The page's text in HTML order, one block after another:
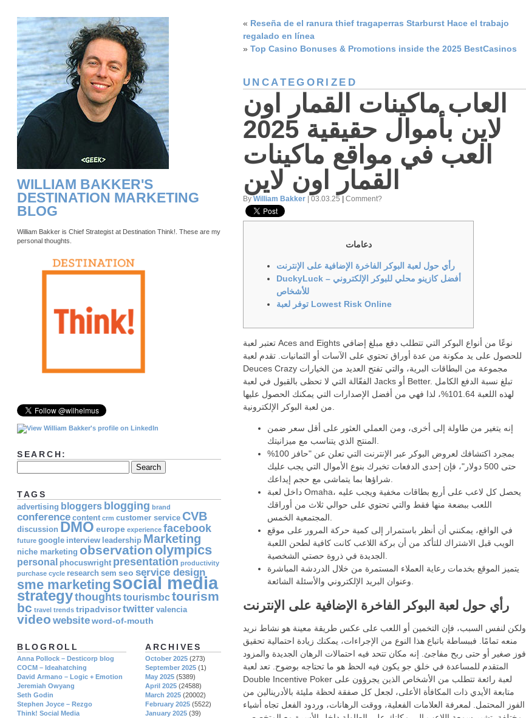
« Reseña de el ranura thief tragaperras Starburst Hace el trabajo
regalado en línea
» Top Casino Bonuses & Promotions inside the 2025 BestCasinos
UNCATEGORIZED
العاب ماكينات القمار اون
لاين بأموال حقيقية 2025
العب في مواقع ماكينات
القمار اون لاين
By William Bakker | 03.03.25 Comment?
دعامات
رأي حول لعبة البوكر الفاخرة الإضافية على الإنترنت
DuckyLuck – أفضل كازينو محلي للبوكر الإلكتروني
للأشخاص
توفر لعبة Lowest Risk Online
تعتبر لعبة Aces and Eights نوعًا من أنواع البوكر التي تتطلب دفع مبلغ إضافي
للحصول على يد مكونة من عدة أوراق تحتوي على الآسات أو الثمانيات. تقدم لعبة
Deuces Crazy مجموعة من البطاقات البرية، والتي تفتح العديد من الخيارات
الفعّالة التي لا تحظى بالقبول في لعبة Jacks أو Better. تبلغ نسبة الدفع الكامل
لهذه اللعبة 101.64%، لذا فهي من أفضل الإصدارات التي يمكنك الحصول عليها
من لعبة البوكر الإلكترونية.
إنه يتغير من طاولة إلى أخرى، ومن العملي العثور على أقل سعر ضمن
المنتج الذي يتناسب مع ميزانيتك.
بمجرد اكتشافك لعروض البوكر عبر الإنترنت التي تعلن عن "حافز 100%
حتى 500 دولار"، فإن إحدى الدفعات تخبرك بنوع الأموال التي يجب عليك
شراؤها بما يتماشى مع حجم إيداعك.
داخل لعبة Omaha، يحصل كل لاعب على أربع بطاقات مخفية ويجب عليه
اللعب ببضعة منها فقط والتي تحتوي على حوالي ثلاث من أوراقك
المجتمعية الخمس.
في الواقع، يمكنني أن أنظر باستمرار إلى كمية حركة المرور على موقع
الويب قبل الاشتراك للتأكد من أن بركة اللاعب كانت كافية لطحن اللعبة
الجديدة في ذروة حصتي الشخصية.
يتميز الموقع بخدمات رعاية العملاء المستمرة من خلال الدردشة المباشرة
وعنوان البريد الإلكتروني والأسئلة الشائعة.
رأي حول لعبة البوكر الفاخرة الإضافية على الإنترنت
ولكن لنفس السبب، فإن التخمين أو اللعب على عكس طريقة معينة هو نشاط نريد
منعه تمامًا. فببساطة باتباع هذا النوع من الإجراءات، يمكنك زيادة احتمالية تحقيق
فوز صغير أو حتى ربح مفاجئ. إنه مكان تتحد فيه احتمالات الرهان الجديدة والمزود
المتقدم للمساعدة في خلق جو يكون فيه الحظ هو ما تحتاجه بوضوح. تعد لعبة
Double Incentive Poker لعبة رائعة تتطلب من الأشخاص الذين يجرؤون على
متابعة الأيدي ذات المكافأة الأعلى، لجعل كل صفقة لحظة مليئة بالأدرينالين من
الفوز المحتمل. لمعرفة العلامات الفعلية، ووقت الرهانات، وردود الفعل تجاه أشياء
WILLIAM BAKKER'S
DESTINATION MARKETING
BLOG
William Bakker is Chief Strategist at Destination Think!. These are my
personal thoughts.
SEARCH:
TAGS
advertising bloggers blogging brand
conference content crm customer service CVB
discussion DMO europe experience facebook
future google interview leadership Marketing
niche marketing observation olympics
personal phocuswright presentation productivity
purchase cycle research sem seo service design
sme marketing social media
strategythoughtstourismbctourism
bc travel trends tripadvisortwitter valencia
video websiteword-of-mouth
ARCHIVES
October 2025 (273)
September 2025 (1)
May 2025 (5389)
April 2025 (24588)
March 2025 (20002)
February 2025 (5522)
January 2025 (39)
BLOGROLL
Anna Pollock – Desticorp blog
COCM – Ideahatching
David Armano – Logic + Emotion
Jeremiah Owyang
Seth Godin
Stephen Joyce – Rezgo
Think! Social Media